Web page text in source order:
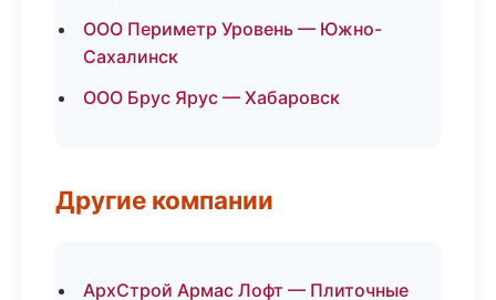
ООО Периметр Уровень — Южно-
Сахалинск
ООО Брус Ярус — Хабаровск
Другие компании
АрхСтрой Армас Лофт — Плиточные